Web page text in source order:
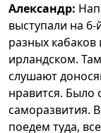
Александр:
выступали на
разных
ирландском.
слушают
нравится. Было
саморазвития.
поедем туда,